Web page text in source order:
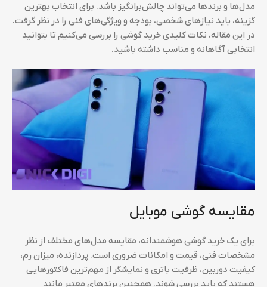
مدل‌ها و برندها می‌تواند چالش‌برانگیز باشد. برای انتخاب بهترین
گزینه، باید نیازهای شخصی، بودجه و ویژگی‌های فنی را در نظر گرفت.
در این مقاله، نکات کلیدی خرید گوشی را بررسی می‌کنیم تا بتوانید
انتخابی آگاهانه و مناسب داشته باشید.
مقایسه گوشی موبایل
برای یک خرید گوشی هوشمندانه، مقایسه مدل‌های مختلف از نظر
مشخصات فنی، قیمت و امکانات ضروری است. پردازنده، میزان رم،
کیفیت دوربین، ظرفیت باتری و نمایشگر از مهم‌ترین فاکتورهایی
هستند که باید بررسی شوند. همچنین برندهای معتبر مانند